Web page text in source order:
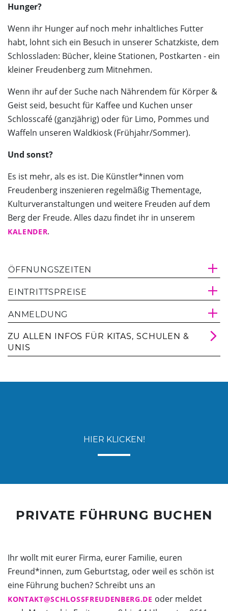
Hunger?
Wenn ihr Hunger auf noch mehr inhaltliches Futter
habt, lohnt sich ein Besuch in unserer Schatzkiste, dem
Schlossladen: Bücher, kleine Stationen, Postkarten - ein
kleiner Freudenberg zum Mitnehmen.
Wenn ihr auf der Suche nach Nährendem für Körper &
Geist seid, besucht für Kaffee und Kuchen unser
Schlosscafé (ganzjährig) oder für Limo, Pommes und
Waffeln unseren Waldkiosk (Frühjahr/Sommer).
Und sonst?
Es ist mehr, als es ist. Die Künstler*innen vom
Freudenberg inszenieren regelmäßig Thementage,
Kulturveranstaltungen und weitere Freuden auf dem
Berg der Freude. Alles dazu findet ihr in unserem
KALENDER.
ÖFFNUNGSZEITEN
EINTRITTSPREISE
ANMELDUNG
ZU ALLEN INFOS FÜR KITAS, SCHULEN &
UNIS
HIER KLICKEN!
PRIVATE FÜHRUNG BUCHEN
Ihr wollt mit eurer Firma, eurer Familie, euren
Freund*innen, zum Geburtstag, oder weil es schön ist
eine Führung buchen? Schreibt uns an
KONTAKT SCHLOSSFREUDENBERG.DE oder meldet